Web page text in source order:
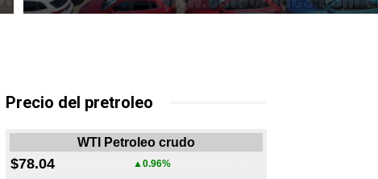
Precio del pretroleo
WTI Petroleo crudo
$78.04 ▲0.96%